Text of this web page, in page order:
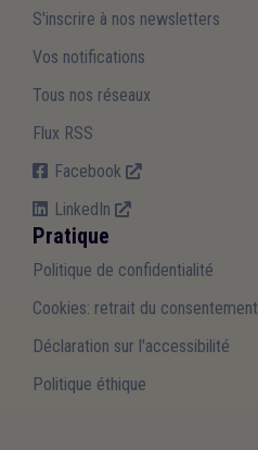
S'inscrire à nos newsletters
Vos notifications
Tous nos réseaux
Flux RSS
Facebook
LinkedIn
Pratique
Politique de confidentialité
Cookies: retrait du consentement
Déclaration sur l'accessibilité
Politique éthique